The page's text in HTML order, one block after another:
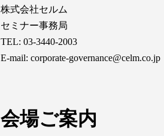
株式会社セルム
セミナー事務局
TEL: 03-3440-2003
E-mail: corporate-governance@celm.co.jp
会場ご案内